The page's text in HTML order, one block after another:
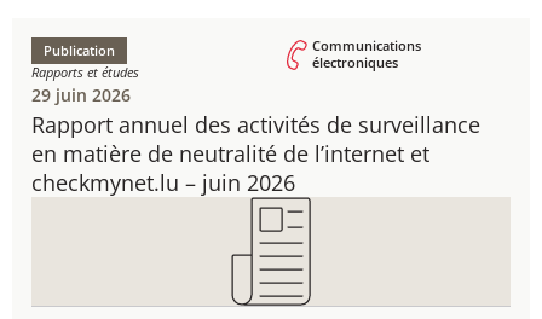
Rapport annuel des activités de surveillance
en matière de neutralité de l’internet et
checkmynet.lu – juin 2026
Publication
Rapports et études
Communications
électroniques
29 juin 2026